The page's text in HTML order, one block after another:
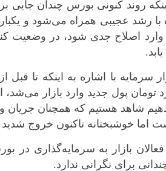
*جهان
آسیای غربی
آمریکا و اروپا
اینکه روند کنونی بورس چندان
با رشد عجیبی همراه می‌شود و
سرمایه با اشاره به اینکه تا
٥٠٠ میلیارد تومان پول جدید وارد بازار
شاهد هستیم که همچنان جریان
اما خوشبختانه تاکنون خروج شدید
بازار به سرمایه‌گذاری در
برای نگرانی ندارد.